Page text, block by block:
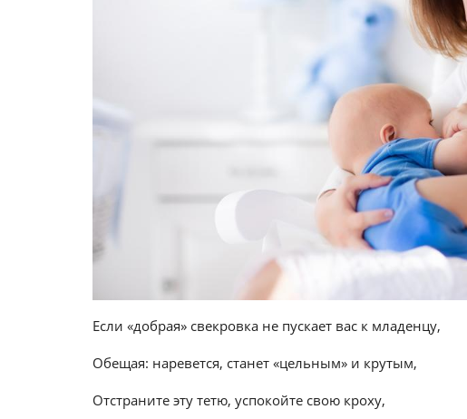
Если «добрая» свекровка не пускает вас к младенцу,
Обещая: наревется, станет «цельным» и крутым,
Отстраните эту тетю, успокойте свою кроху,